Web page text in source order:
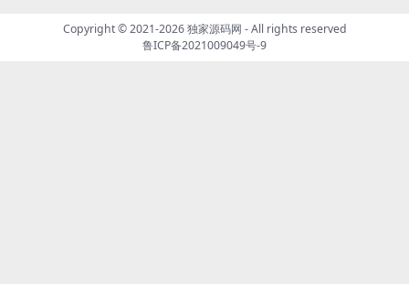
Copyright © 2021-2026独家源码网 - All rights reserved
鲁ICP备2021009049号-9